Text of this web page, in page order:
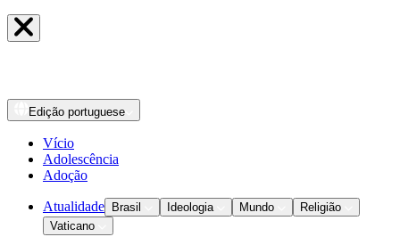
Edição portuguese
Vício
Adolescência
Adoção
Atualidade Brasil Ideologia Mundo
Religião
Vaticano